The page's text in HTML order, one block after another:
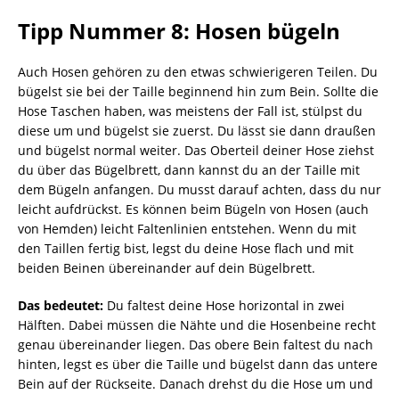
Tipp Nummer 8: Hosen bügeln
Auch Hosen gehören zu den etwas schwierigeren Teilen. Du
bügelst sie bei der Taille beginnend hin zum Bein. Sollte die
Hose Taschen haben, was meistens der Fall ist, stülpst du
diese um und bügelst sie zuerst. Du lässt sie dann draußen
und bügelst normal weiter. Das Oberteil deiner Hose ziehst
du über das Bügelbrett, dann kannst du an der Taille mit
dem Bügeln anfangen. Du musst darauf achten, dass du nur
leicht aufdrückst. Es können beim Bügeln von Hosen (auch
von Hemden) leicht Faltenlinien entstehen. Wenn du mit
den Taillen fertig bist, legst du deine Hose flach und mit
beiden Beinen übereinander auf dein Bügelbrett.
Das bedeutet: Du faltest deine Hose horizontal in zwei
Hälften. Dabei müssen die Nähte und die Hosenbeine recht
genau übereinander liegen. Das obere Bein faltest du nach
hinten, legst es über die Taille und bügelst dann das untere
Bein auf der Rückseite. Danach drehst du die Hose um und